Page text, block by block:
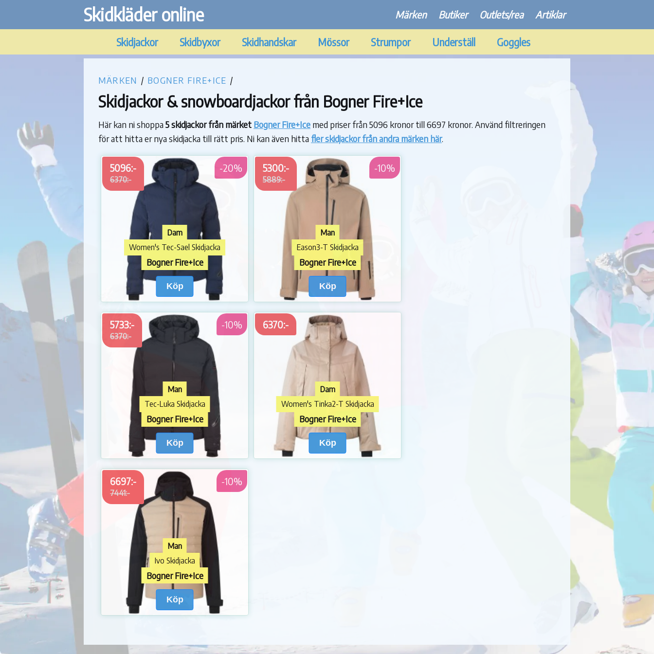
Skidkläder online Märken Butiker Outlets/rea Artiklar
Skidjackor Skidbyxor Skidhandskar Mössor Strumpor Underställ Goggles
MÄRKEN / BOGNER FIRE+ICE /
Skidjackor & snowboardjackor från Bogner Fire+Ice
Här kan ni shoppa5 skidjackor från märket Bogner Fire+Ice med priser från 5096 kronor till 6697 kronor. Använd filtreringen
för att hitta er nya skidjacka till rätt pris. Ni kan även hitta fler skidjackor från andra märken här.
5096:-
6370:-
-20%
Dam
Women's Tec-Sael Skidjacka
Bogner Fire+Ice
Köp
5300:-
5889:-
-10%
Man
Eason3-T Skidjacka
Bogner Fire+Ice
Köp
5733:-
6370:-
-10%
Man
Tec-Luka Skidjacka
Bogner Fire+Ice
Köp
6370:-
Dam
Women's Tinka2-T Skidjacka
Bogner Fire+Ice
Köp
6697:-
7441:-
-10%
Man
Ivo Skidjacka
Bogner Fire+Ice
Köp